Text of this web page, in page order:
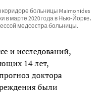
коридоре больницы Maimonides
в марте 2020 года в Нью-Йорке.
медсестра больницы.
и исследований,
14 лет,
доктора
были